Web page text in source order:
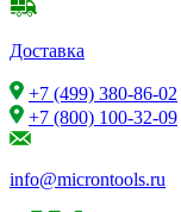
Доставка
+7 (499) 380-86-02
+7 (800) 100-32-09
info@microntools.ru